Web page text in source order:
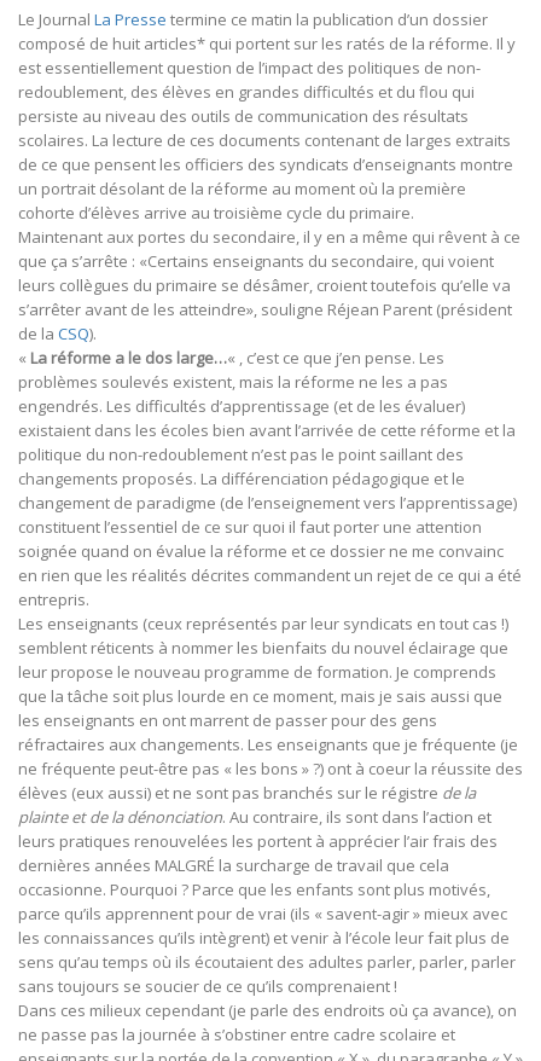
Le Journal La Presse termine ce matin la publication d’un dossier
composé de huit articles* qui portent sur les ratés de la réforme. Il y
est essentiellement question de l’impact des politiques de non-
redoublement, des élèves en grandes difficultés et du flou qui
persiste au niveau des outils de communication des résultats
scolaires. La lecture de ces documents contenant de larges extraits
de ce que pensent les officiers des syndicats d’enseignants montre
un portrait désolant de la réforme au moment où la première
cohorte d’élèves arrive au troisième cycle du primaire.
Maintenant aux portes du secondaire, il y en a même qui rêvent à ce
que ça s’arrête : «Certains enseignants du secondaire, qui voient
leurs collègues du primaire se désâmer, croient toutefois qu’elle va
s’arrêter avant de les atteindre», souligne Réjean Parent (président
de la CSQ).
« La réforme a le dos large…« , c’est ce que j’en pense. Les
problèmes soulevés existent, mais la réforme ne les a pas
engendrés. Les difficultés d’apprentissage (et de les évaluer)
existaient dans les écoles bien avant l’arrivée de cette réforme et la
politique du non-redoublement n’est pas le point saillant des
changements proposés. La différenciation pédagogique et le
changement de paradigme (de l’enseignement vers l’apprentissage)
constituent l’essentiel de ce sur quoi il faut porter une attention
soignée quand on évalue la réforme et ce dossier ne me convainc
en rien que les réalités décrites commandent un rejet de ce qui a été
entrepris.
Les enseignants (ceux représentés par leur syndicats en tout cas !)
semblent réticents à nommer les bienfaits du nouvel éclairage que
leur propose le nouveau programme de formation. Je comprends
que la tâche soit plus lourde en ce moment, mais je sais aussi que
les enseignants en ont marrent de passer pour des gens
réfractaires aux changements. Les enseignants que je fréquente (je
ne fréquente peut-être pas « les bons » ?) ont à coeur la réussite des
élèves (eux aussi) et ne sont pas branchés sur le régistre de la
plainte et de la dénonciation. Au contraire, ils sont dans l’action et
leurs pratiques renouvelées les portent à apprécier l’air frais des
dernières années MALGRÉ la surcharge de travail que cela
occasionne. Pourquoi ? Parce que les enfants sont plus motivés,
parce qu’ils apprennent pour de vrai (ils « savent-agir » mieux avec
les connaissances qu’ils intègrent) et venir à l’école leur fait plus de
sens qu’au temps où ils écoutaient des adultes parler, parler, parler
sans toujours se soucier de ce qu’ils comprenaient !
Dans ces milieux cependant (je parle des endroits où ça avance), on
ne passe pas la journée à s’obstiner entre cadre scolaire et